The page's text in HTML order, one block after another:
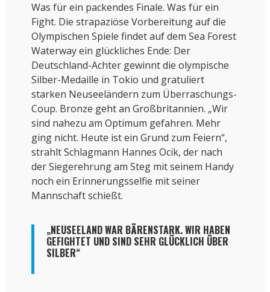
Was für ein packendes Finale. Was für ein
Fight. Die strapaziöse Vorbereitung auf die
Olympischen Spiele findet auf dem Sea Forest
Waterway ein glückliches Ende: Der
Deutschland-Achter gewinnt die olympische
Silber-Medaille in Tokio und gratuliert
starken Neuseeländern zum Überraschungs-
Coup. Bronze geht an Großbritannien. „Wir
sind nahezu am Optimum gefahren. Mehr
ging nicht. Heute ist ein Grund zum Feiern“,
strahlt Schlagmann Hannes Ocik, der nach
der Siegerehrung am Steg mit seinem Handy
noch ein Erinnerungsselfie mit seiner
Mannschaft schießt.
„NEUSEELAND WAR BÄRENSTARK. WIR HABEN
GEFIGHTET UND SIND SEHR GLÜCKLICH ÜBER
SILBER“